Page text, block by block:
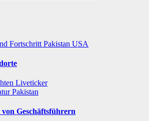
Fortschritt Pakistan USA
Liveticker
Pakistan
Geschäftsführern